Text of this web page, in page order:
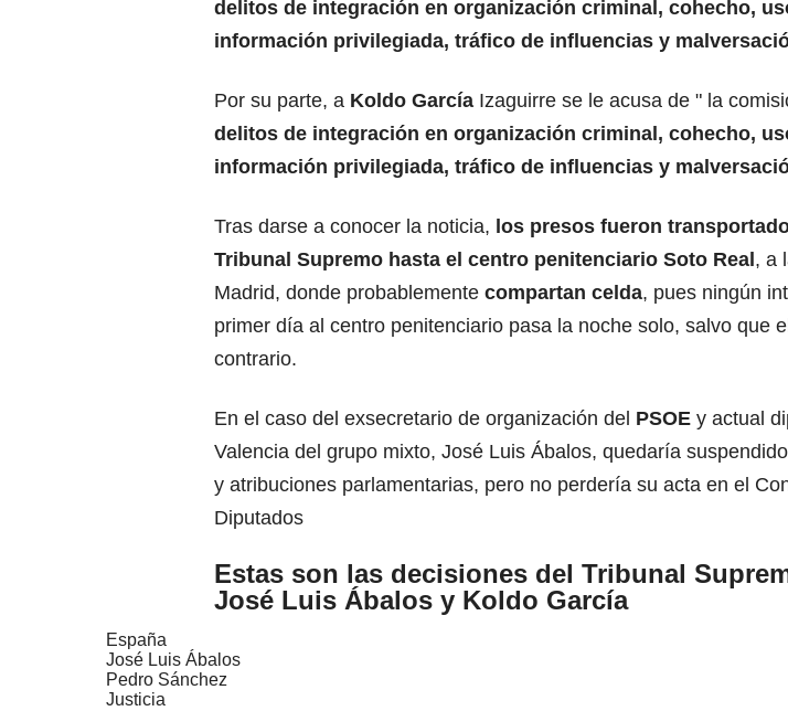
delitos de integración en organización criminal, cohecho,
información privilegiada, tráfico de influencias y
Por su parte, a Koldo García Izaguirre se le acusa de " la
delitos de integración en organización criminal, cohecho,
información privilegiada, tráfico de influencias y
Tras darse a conocer la noticia, los presos fueron
Tribunal Supremo hasta el centro penitenciario Soto Real , a
Madrid, donde probablemente compartan celda, pues ningún
primer día al centro penitenciario pasa la noche solo, salvo que
contrario.
En el caso del exsecretario de organización del PSOE y actual
Valencia del grupo mixto, José Luis Ábalos, quedaría
y atribuciones parlamentarias, pero no perdería su acta en el
Diputados
Estas son las decisiones del Tribunal
José Luis Ábalos y Koldo García
España
José Luis Ábalos
Pedro Sánchez
Justicia